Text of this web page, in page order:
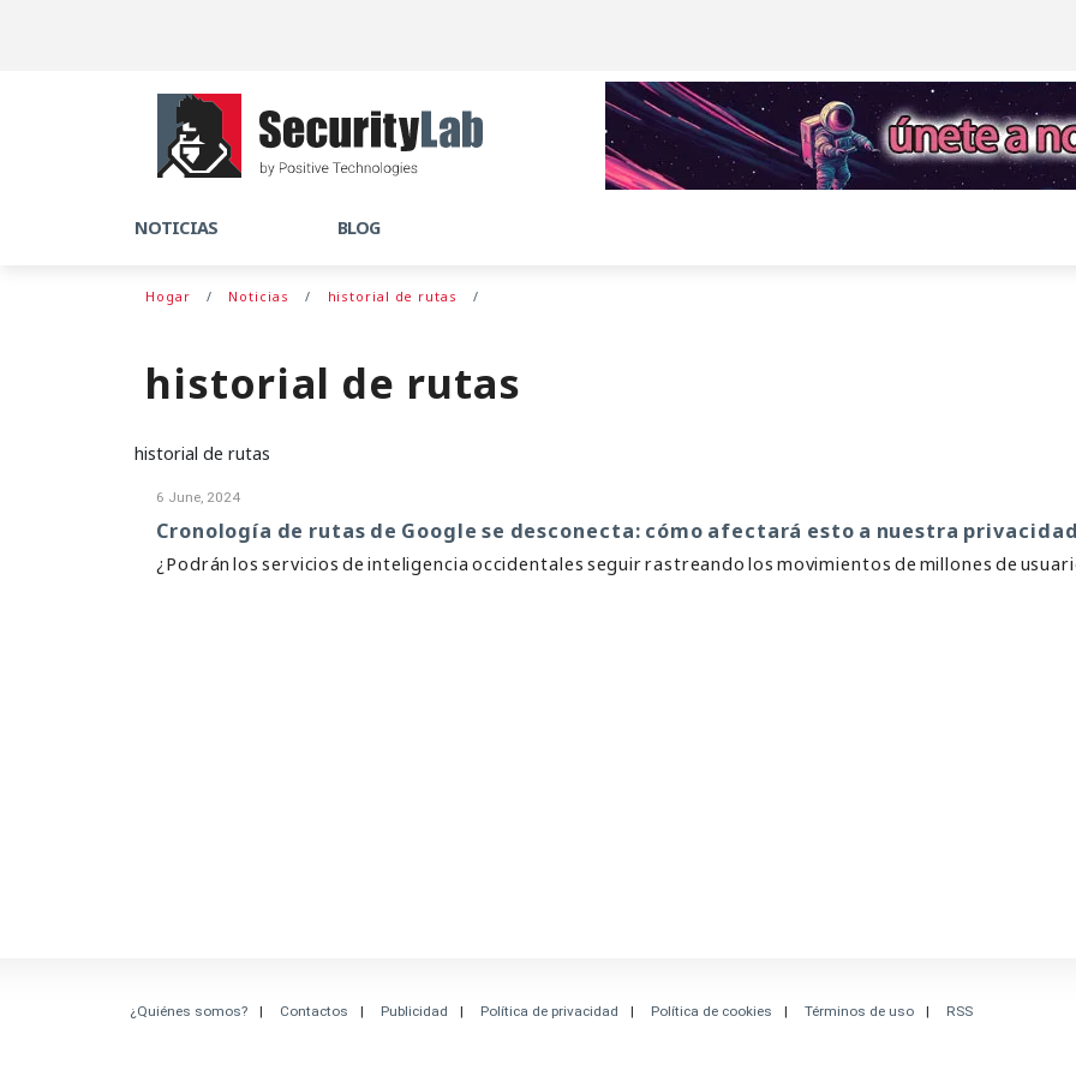
NOTICIAS BLOG
Hogar Noticias historial de rutas
historial de rutas
historial de rutas
6 June, 2024
Cronología de rutas de Google se desconecta: cómo afectará esto a nuestra
¿Podrán los servicios de inteligencia occidentales seguir rastreando los movimientos de millones de
¿Quiénes somos? Contactos Publicidad Política de privacidad Política de cookies Términos de uso RSS